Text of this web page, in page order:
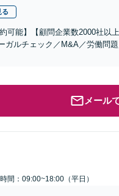
る
可能】【顧問企業数2000社以
ルチェック／M&A／労働問
メール
間：09:00~18:00（平日）